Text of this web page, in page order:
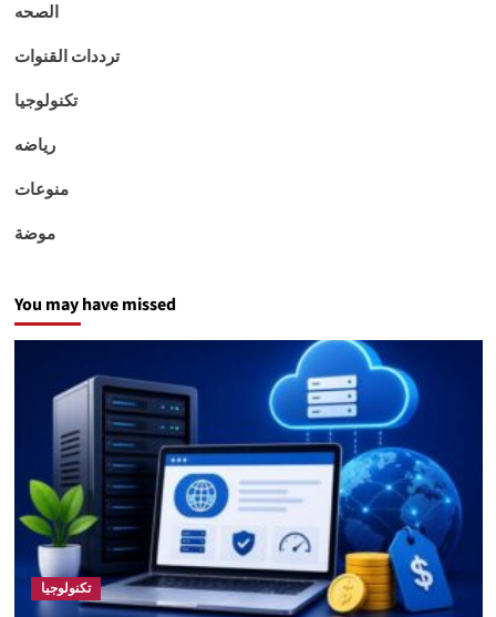
الصحه
ترددات القنوات
تكنولوجيا
رياضه
منوعات
موضة
You may have missed
تكنولوجيا